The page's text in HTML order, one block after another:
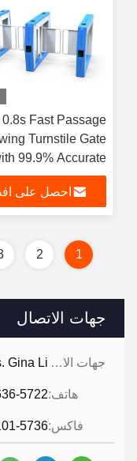
جهات الاتصال
جهات الاتصال: Gina Li
هاتف:5722
فاكس:5736
0.8s Fast Passage
Turnstile Gate
99.9% Accurate
and 360°
Safety Protection
احصل على
1
2